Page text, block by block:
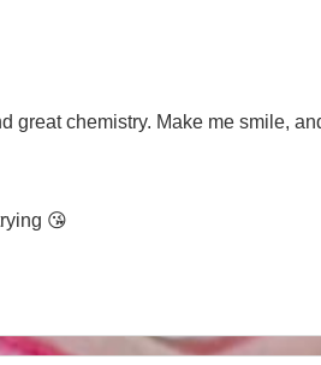
great chemistry. Make me smile,
😘